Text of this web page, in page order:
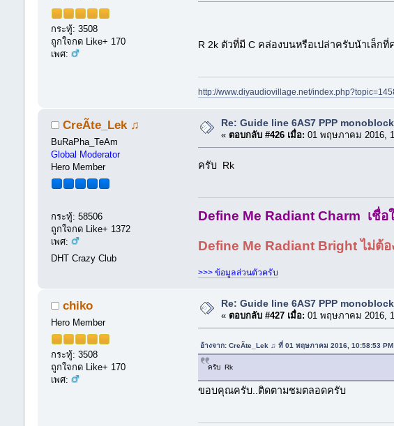
กระทู้: 3508
ถูกใจกด Like+ 170
เพศ:
R 2k ตัวที่มี C คล่องบนหรือเปล่าครับน้าเล็กที่
http://www.diyaudiovillage.net/
CreÃte_Lek ♫
BuRaPha_TeAm
Global Moderator
Hero Member
กระทู้: 58506
ถูกใจกด Like+ 1372
เพศ:
DHT Crazy Club
Re: Guide line 6AS7 PPP monoblock
« ตอบกลับ #426 เมื่อ: 01 พฤษภาคม 2016,
ครับ Rk
Define Me Radiant Charm เชื่อใ
Define Me Radiant Bright ไม่ต้อ
>>> ข้อมูลส่วนตัวครับ
chiko
Hero Member
กระทู้: 3508
ถูกใจกด Like+ 170
เพศ:
Re: Guide line 6AS7 PPP monoblock
« ตอบกลับ #427 เมื่อ: 01 พฤษภาคม 2016,
อ้างจาก: CreÃte_Lek ♫ ที่ 01 พฤษภาคม 2016, 10:58:53 PM
ครับ Rk
ขอบคุณครับ..ติดตามชมตลอดครับ